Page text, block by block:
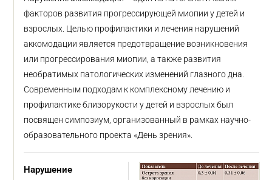
факторов развития прогрессирующей миопии у детей и
взрослых. Целью профилактики и лечения нарушений
аккомодации является предотвращение возникновения
или прогрессирования миопии, а также развития
необратимых патологических изменений глазного дна.
Современным подходам к комплексному лечению и
профилактике близорукости у детей и взрослых был
посвящен симпозиум, организованный в рамках научно-
образовательного проекта «День зрения».
Нарушение